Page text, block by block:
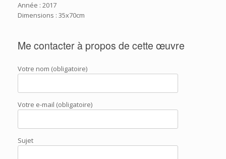
Année : 2017
Dimensions : 35x70cm
Me contacter à propos de cette œuvre
Votre nom (obligatoire)
Votre e-mail (obligatoire)
Sujet